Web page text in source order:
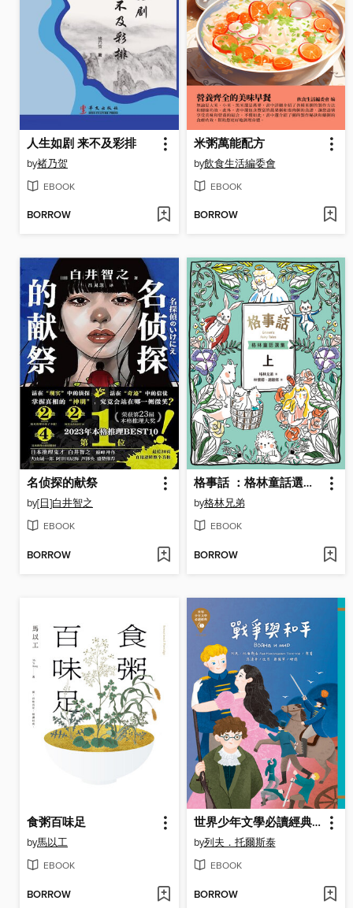
人生如剧 来不及彩排
by褚乃贺
EBOOK
BORROW
米粥萬能配方
by飲食生活編委會
EBOOK
BORROW
名侦探的献祭
by[日]白井智之
EBOOK
BORROW
格事話 ：格林童話選集(上)
by格林兄弟
EBOOK
BORROW
食粥百味足
by馬以工
EBOOK
BORROW
世界少年文學必讀經典60
by列夫．托爾斯泰
EBOOK
BORROW